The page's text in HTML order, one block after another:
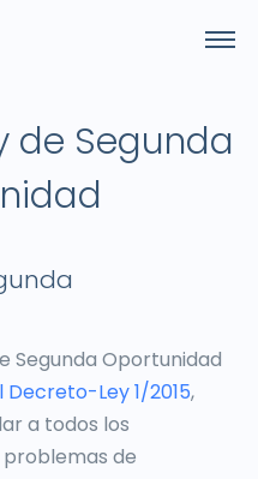
de Segunda
Segunda Oportunidad
Decreto-Ley 1/2015,
a todos los
problemas de